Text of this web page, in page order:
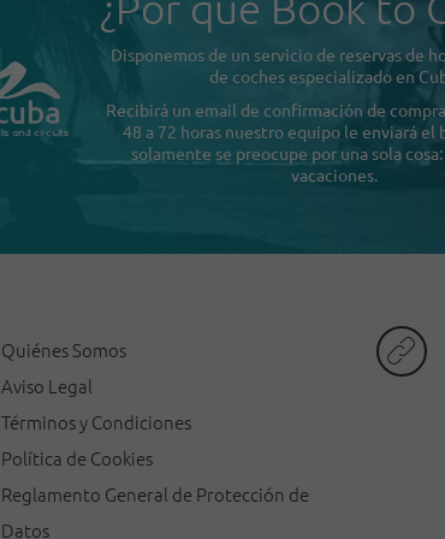
Disponemos de un servicio de reservas de
de coches especializado en
Recibirá un email de confirmación de
48 a 72 horas nuestro equipo le enviará el
solamente se preocupe por una sola
vacaciones.
Quiénes Somos
Aviso Legal
Términos y Condiciones
Política de Cookies
Reglamento General de Protección de
Datos